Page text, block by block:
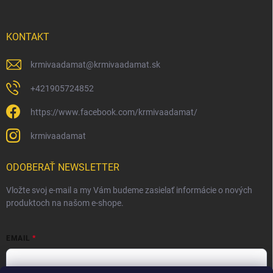
KONTAKT
krmivaadamat@krmivaadamat.sk
+421905724852
https://www.facebook.com/krmivaadamat/
krmivaadamat
ODOBERAŤ NEWSLETTER
Vložte svoj e-mail a my Vám budeme zasielať informácie o nových
produktoch na našom e-shope.
EMAIL